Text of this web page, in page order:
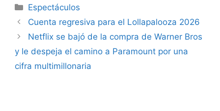
Espectáculos
Cuenta regresiva para el Lollapalooza 2026
Netflix se bajó de la compra de Warner Bros
y le despeja el camino a Paramount por una
cifra multimillonaria